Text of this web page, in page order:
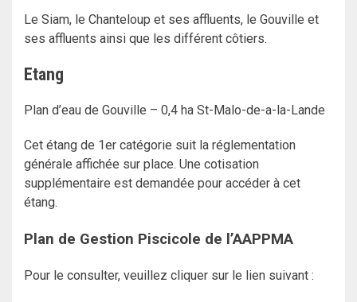
Le Siam, le Chanteloup et ses affluents, le Gouville et
ses affluents ainsi que les différent côtiers.
Etang
Plan d’eau de Gouville – 0,4 ha St-Malo-de-a-la-Lande
Cet étang de 1er catégorie suit la réglementation
générale affichée sur place. Une cotisation
supplémentaire est demandée pour accéder à cet
étang.
Plan de Gestion Piscicole de l’AAPPMA
Pour le consulter, veuillez cliquer sur le lien suivant :